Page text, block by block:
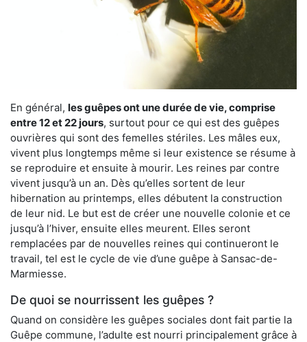
En général, les guêpes ont une durée de vie, comprise
entre 12 et 22 jours, surtout pour ce qui est des guêpes
ouvrières qui sont des femelles stériles. Les mâles eux,
vivent plus longtemps même si leur existence se résume à
se reproduire et ensuite à mourir. Les reines par contre
vivent jusqu’à un an. Dès qu’elles sortent de leur
hibernation au printemps, elles débutent la construction
de leur nid. Le but est de créer une nouvelle colonie et ce
jusqu’à l’hiver, ensuite elles meurent. Elles seront
remplacées par de nouvelles reines qui continueront le
travail, tel est le cycle de vie d’une guêpe à Sansac-de-
Marmiesse.
De quoi se nourrissent les guêpes ?
Quand on considère les guêpes sociales dont fait partie la
Guêpe commune, l’adulte est nourri principalement grâce à